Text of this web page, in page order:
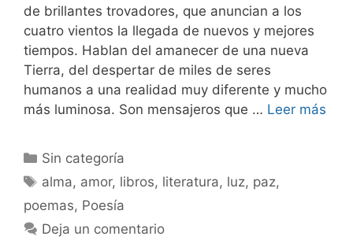
de brillantes trovadores, que anuncian a los
cuatro vientos la llegada de nuevos y mejores
tiempos. Hablan del amanecer de una nueva
Tierra, del despertar de miles de seres
humanos a una realidad muy diferente y mucho
más luminosa. Son mensajeros que … Leer más
Sin categoría
alma, amor, libros, literatura, luz, paz,
poemas, Poesía
Deja un comentario